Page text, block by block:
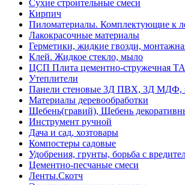
Сухие строительные смеси
Кирпич
Пиломатериалы. Комплектующие к
Лакокрасочные материалы
Герметики, жидкие гвозди,
Клей. Жидкое стекло, мыло
ЦСП Плита цементно-стружечная
Утеплители
Панели стеновые 3Д ПВХ, 3Д МДФ,
Материалы деревообработки
Щебень(гравий), Щебень
Инструмент ручной
Дача и сад, хозтовары
Компостеры садовые
Удобрения, грунты, борьба с
Цементно-песчаные смеси
Ленты.Скотч